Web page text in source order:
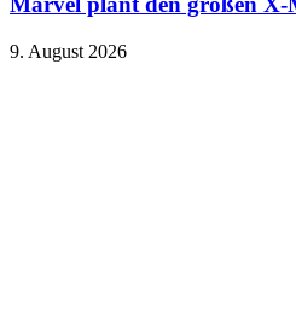
9. August 2026